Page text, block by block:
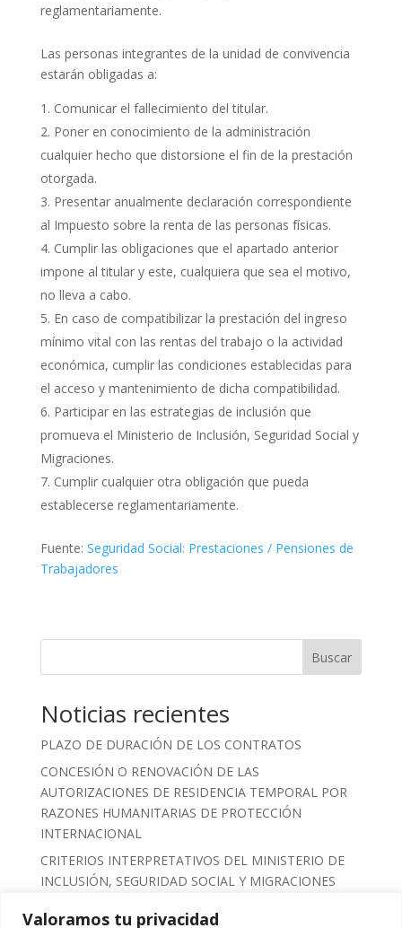
Valoramos tu privacidad
reglamentariamente.
Las personas integrantes de la unidad de convivencia
estarán obligadas a:
Comunicar el fallecimiento del titular.
Poner en conocimiento de la administración
cualquier hecho que distorsione el fin de la prestación
otorgada.
Presentar anualmente declaración correspondiente
al Impuesto sobre la renta de las personas físicas.
Cumplir las obligaciones que el apartado anterior
impone al titular y este, cualquiera que sea el motivo,
no lleva a cabo.
En caso de compatibilizar la prestación del ingreso
mínimo vital con las rentas del trabajo o la actividad
económica, cumplir las condiciones establecidas para
el acceso y mantenimiento de dicha compatibilidad.
Participar en las estrategias de inclusión que
promueva el Ministerio de Inclusión, Seguridad Social y
Migraciones.
Cumplir cualquier otra obligación que pueda
establecerse reglamentariamente.
Fuente: Seguridad Social: Prestaciones / Pensiones de
Trabajadores
Buscar
Noticias recientes
PLAZO DE DURACIÓN DE LOS CONTRATOS
CONCESIÓN O RENOVACIÓN DE LAS
AUTORIZACIONES DE RESIDENCIA TEMPORAL POR
RAZONES HUMANITARIAS DE PROTECCIÓN
INTERNACIONAL
CRITERIOS INTERPRETATIVOS DEL MINISTERIO DE
INCLUSIÓN, SEGURIDAD SOCIAL Y MIGRACIONES